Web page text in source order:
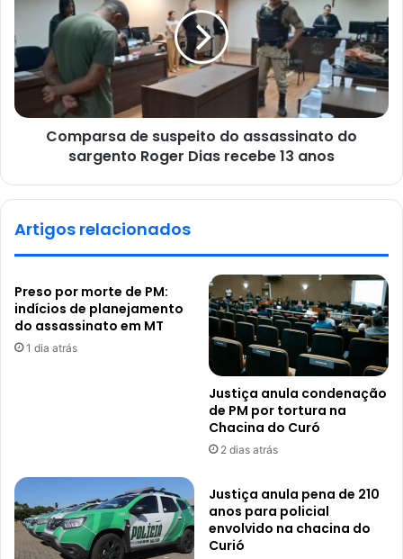
Comparsa de suspeito do assassinato do
sargento Roger Dias recebe 13 anos
Artigos relacionados
Preso por morte de PM:
indícios de planejamento
do assassinato em MT
1 dia atrás
Justiça anula condenação
de PM por tortura na
Chacina do Curó
2 dias atrás
Justiça anula pena de 210
anos para policial
envolvido na chacina do
Curió